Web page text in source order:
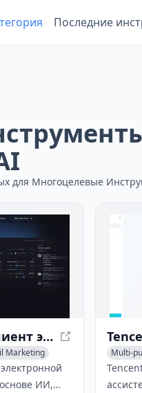
Последние
для Многоцелевые
Shortwave — AI клиент электронной почты для продуктивности
Marketing
ИИ,
Multi-